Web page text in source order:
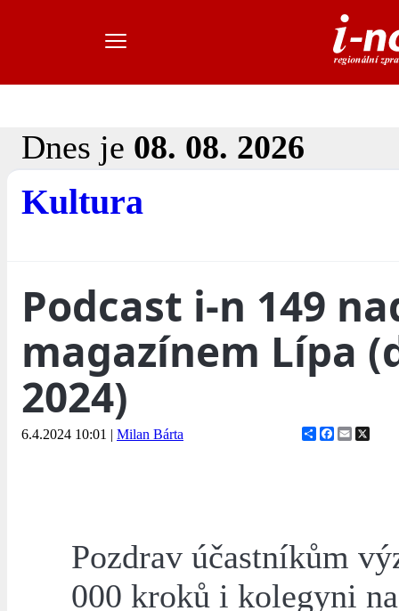
Dnes je 08. 08. 2026
Kultura
Podcast i-n 149
magazínem Lípa
2024)
6.4.2024 10:01 | Milan Bárta ShareFacebook
Email
Pozdrav účastníkům
000 kroků i kolegyni na